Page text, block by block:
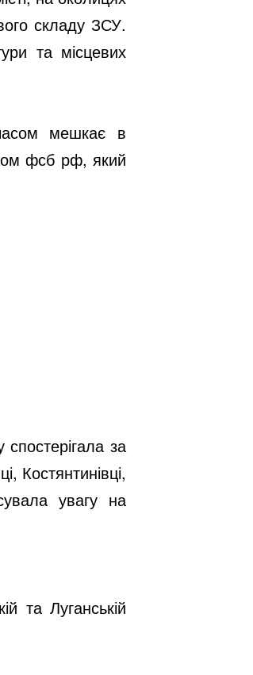
складу ЗСУ.
та місцевих
мешкає в
фсб рф, який
за
Костянтинівці,
увагу на
та Луганській